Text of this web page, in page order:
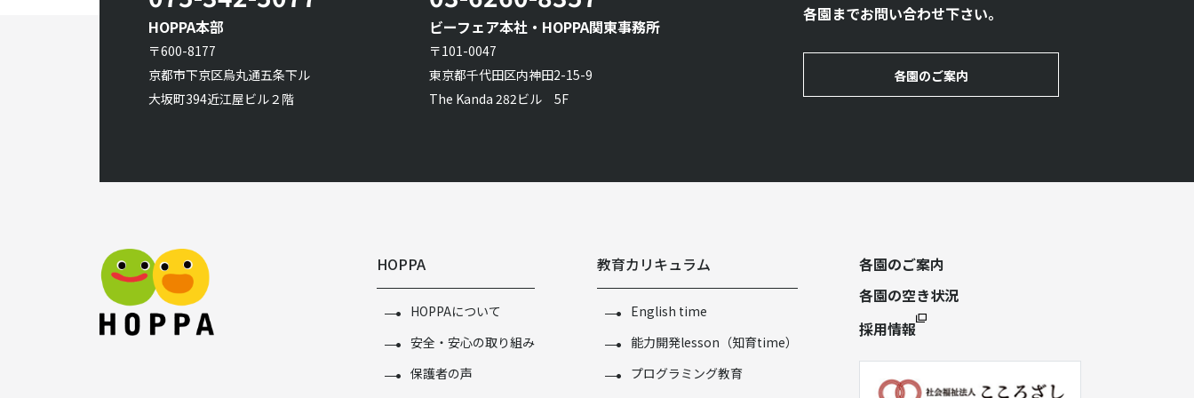
HOPPA本部
〒600-8177
京都市下京区烏丸通五条下ル
大坂町394近江屋ビル２階
ビーフェア本社・HOPPA関東事務所
〒101-0047
東京都千代田区内神田2-15-9
The Kanda 282ビル 5F
各園までお問い合わせ下さい。
各園のご案内
HOPPA
HOPPAについて
安全・安心の取り組み
保護者の声
教育カリキュラム
English time
能力開発lesson（知育time）
プログラミング教育
各園のご案内
各園の空き状況
採用情報